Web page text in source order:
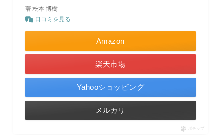
著:松本 博樹
口コミを見る
Amazon
楽天市場
Yahooショッピング
メルカリ
ポチップ